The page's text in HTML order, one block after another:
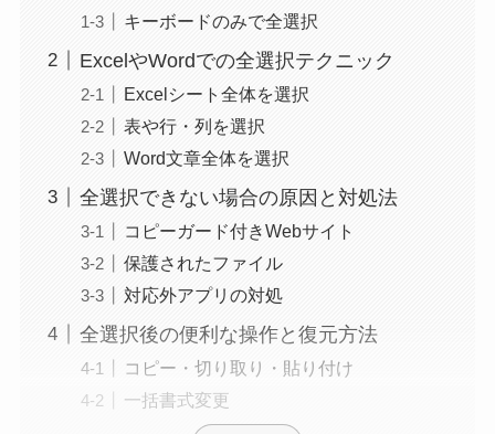
キーボードのみで全選択
ExcelやWordでの全選択テクニック
Excelシート全体を選択
表や行・列を選択
Word文章全体を選択
全選択できない場合の原因と対処法
コピーガード付きWebサイト
保護されたファイル
対応外アプリの対処
全選択後の便利な操作と復元方法
コピー・切り取り・貼り付け
一括書式変更